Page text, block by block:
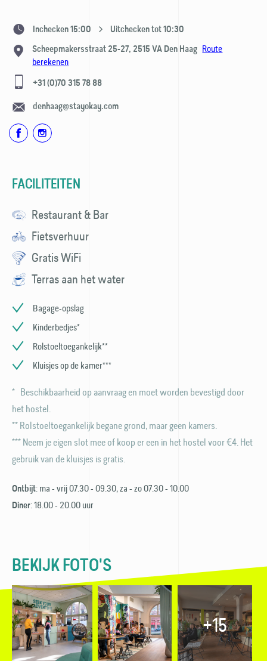
Inchecken 15:00
Uitchecken tot 10:30
Scheepmakersstraat 25-27, 2515 VA Den Haag Route
berekenen
+31 (0)70 315 78 88
denhaag@stayokay.com
FACILITEITEN
Restaurant & Bar
Fietsverhuur
Gratis WiFi
Terras aan het water
Bagage-opslag
Kinderbedjes*
Rolstoeltoegankelijk**
Kluisjes op de kamer***
* Beschikbaarheid op aanvraag en moet worden bevestigd door
het hostel.
** Rolstoeltoegankelijk begane grond, maar geen kamers.
*** Neem je eigen slot mee of koop er een in het hostel voor €4. Het
gebruik van de kluisjes is gratis.
Ontbijt: ma - vrij 07.30 - 09.30, za - zo 07.30 - 10.00
Diner: 18.00 - 20.00 uur
BEKIJK FOTO'S
+15